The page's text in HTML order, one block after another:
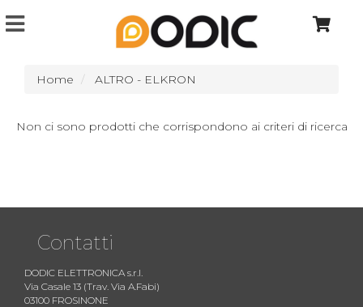
Home ALTRO - ELKRON
Non ci sono prodotti che corrispondono ai criteri di ricerca
Contatti
DODIC ELETTRONICA s.r.l.
Via Casale 13 (Trav. Via A.Fabi)
03100 FROSINONE